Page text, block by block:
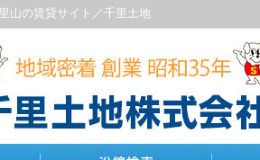
山の賃貸サイト／千里土地